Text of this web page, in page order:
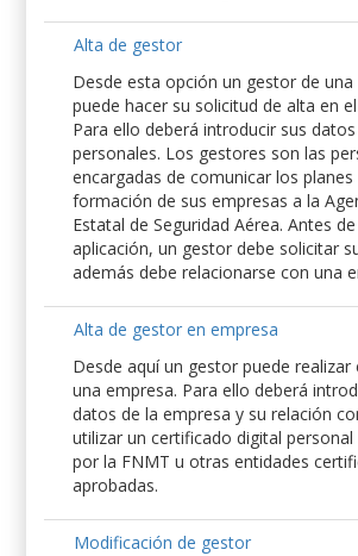
Alta de gestor
Desde esta opción un gestor de una
puede hacer su solicitud de alta en
Para ello deberá introducir sus datos
personales. Los gestores son las
encargadas de comunicar los planes
formación de sus empresas a la
Estatal de Seguridad Aérea. Antes
aplicación, un gestor debe solicitar
además debe relacionarse con una
Alta de gestor en empresa
Desde aquí un gestor puede realizar
una empresa. Para ello deberá
datos de la empresa y su relación
utilizar un certificado digital personal
por la FNMT u otras entidades
aprobadas.
Modificación de gestor